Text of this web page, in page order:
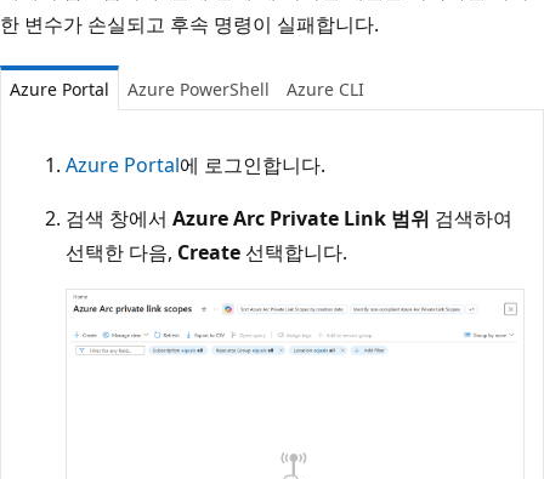
한 변수가 손실되고 후속 명령이 실패합니다.
Azure Portal Azure PowerShell Azure CLI
Azure Portal에 로그인합니다.
검색 창에서 Azure Arc Private Link 범위 검색하여
선택한 다음, Create 선택합니다.